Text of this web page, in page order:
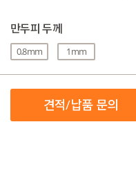
만두피 두께
0.8mm 1mm
견적/납품 문의